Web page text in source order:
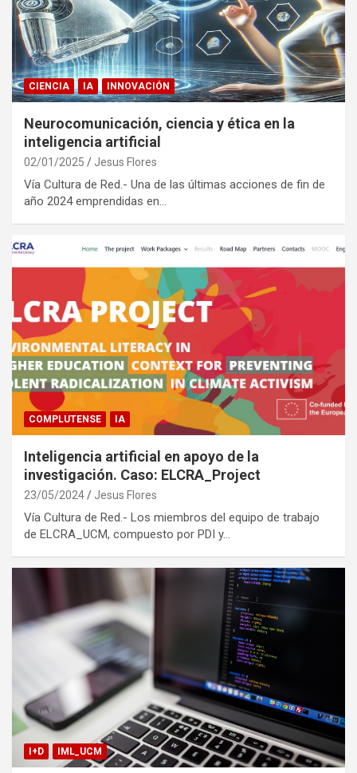
CIENCIA IA INNOVACIÓN
Neurocomunicación, ciencia y ética en la
inteligencia artificial
02/01/2025 Jesus Flores
Vía Cultura de Red.- Una de las últimas acciones de fin de
año 2024 emprendidas en…
COMPLUTENSE IA
Inteligencia artificial en apoyo de la
investigación. Caso: ELCRA_Project
23/05/2024 Jesus Flores
Vía Cultura de Red.- Los miembros del equipo de trabajo
de ELCRA_UCM, compuesto por PDI y…
I+D IML_UCM